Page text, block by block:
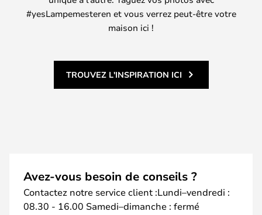
#yesLampemesteren et vous verrez peut-être votre
maison ici !
TROUVEZ L'INSPIRATION ICI
Avez-vous besoin de conseils ?
Contactez notre service client :Lundi–vendredi :
08.30 - 16.00 Samedi–dimanche : fermé